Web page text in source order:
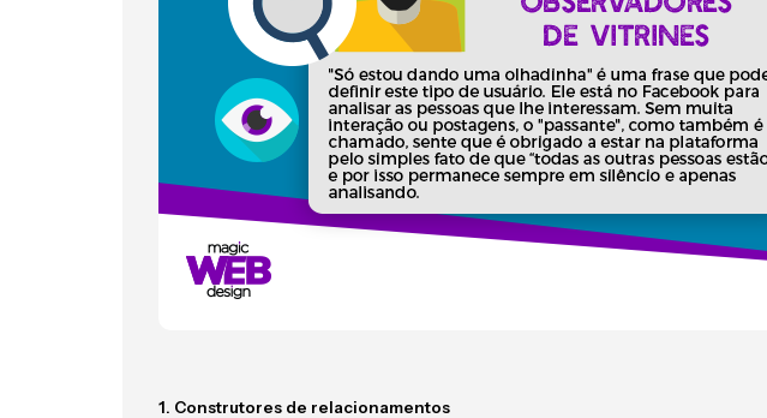
1. Construtores de relacionamentos